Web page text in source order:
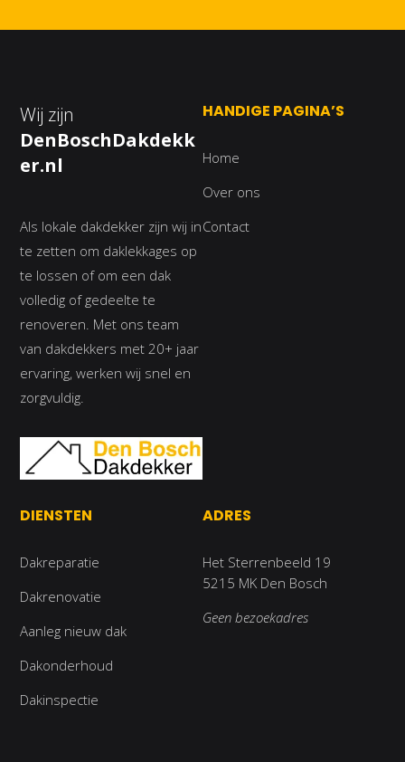
Wij zijn
DenBoschDakdekk
er.nl
Als lokale dakdekker zijn wij in
te zetten om daklekkages op
te lossen of om een dak
volledig of gedeelte te
renoveren. Met ons team
van dakdekkers met 20+ jaar
ervaring, werken wij snel en
zorgvuldig.
HANDIGE PAGINA’S
Home
Over ons
Contact
DIENSTEN
Dakreparatie
Dakrenovatie
Aanleg nieuw dak
Dakonderhoud
Dakinspectie
ADRES
Het Sterrenbeeld 19
5215 MK Den Bosch
Geen bezoekadres